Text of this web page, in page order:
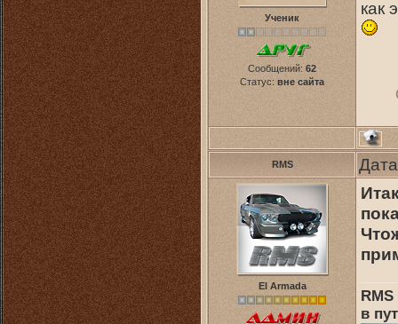
Ученик
Сообщений: 62
Статус: вне сайта
как
RMS
El Armada
в